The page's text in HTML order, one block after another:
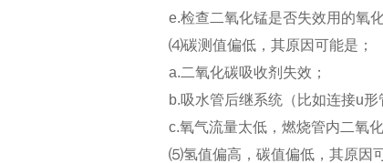
e.检查二氧化锰是否失效用的氧
⑷碳测值偏低，其原因可能是；
a.二氧化碳吸收剂失效；
b.吸水管后继系统（比如连接u形
c.氧气流量太低，燃烧管内二氧
⑸氢值偏高，碳值偏低，其原因